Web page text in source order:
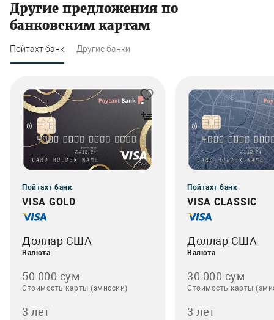
Другие предложения по
банковским картам
Пойтахт банк Другие банки
Пойтахт банк
VISA GOLD
Доллар США
Валюта
50 000 сум
Стоимость карты (эмиссии)
3 лет
Пойтахт банк
VISA CLASSIC
Доллар США
Валюта
30 000 сум
Стоимость карты
3 лет